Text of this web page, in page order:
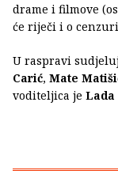
drame i filmove
će riječi i o
U raspravi
Carić, Mate
voditeljica je Lada